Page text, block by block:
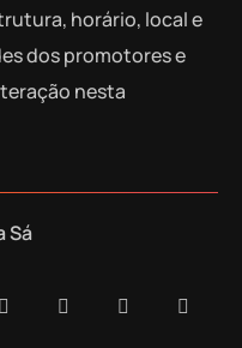
horário, local e
dos promotores e
nesta
Sá